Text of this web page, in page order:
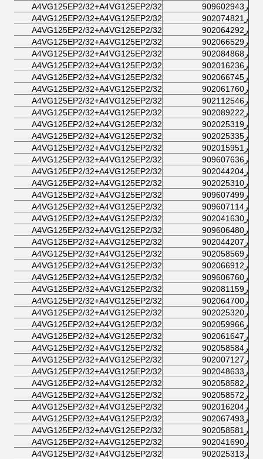
ر909602943
A4VG125EP2/32+A4VG125EP2/32
ر902074821
A4VG125EP2/32+A4VG125EP2/32
ر902064292
A4VG125EP2/32+A4VG125EP2/32
ر902066529
A4VG125EP2/32+A4VG125EP2/32
ر902084868
A4VG125EP2/32+A4VG125EP2/32
ر902016236
A4VG125EP2/32+A4VG125EP2/32
ر902066745
A4VG125EP2/32+A4VG125EP2/32
ر902061760
A4VG125EP2/32+A4VG125EP2/32
ر902112546
A4VG125EP2/32+A4VG125EP2/32
ر902089222
A4VG125EP2/32+A4VG125EP2/32
ر902025319
A4VG125EP2/32+A4VG125EP2/32
ر902025335
A4VG125EP2/32+A4VG125EP2/32
ر902015951
A4VG125EP2/32+A4VG125EP2/32
ر909607636
A4VG125EP2/32+A4VG125EP2/32
ر902044204
A4VG125EP2/32+A4VG125EP2/32
ر902025310
A4VG125EP2/32+A4VG125EP2/32
ر909607499
A4VG125EP2/32+A4VG125EP2/32
ر909607114
A4VG125EP2/32+A4VG125EP2/32
ر902041630
A4VG125EP2/32+A4VG125EP2/32
ر909606480
A4VG125EP2/32+A4VG125EP2/32
ر902044207
A4VG125EP2/32+A4VG125EP2/32
ر902058569
A4VG125EP2/32+A4VG125EP2/32
ر902066912
A4VG125EP2/32+A4VG125EP2/32
ر909606760
A4VG125EP2/32+A4VG125EP2/32
ر902081159
A4VG125EP2/32+A4VG125EP2/32
ر902064700
A4VG125EP2/32+A4VG125EP2/32
ر902025320
A4VG125EP2/32+A4VG125EP2/32
ر902059966
A4VG125EP2/32+A4VG125EP2/32
ر902061647
A4VG125EP2/32+A4VG125EP2/32
ر902058584
A4VG125EP2/32+A4VG125EP2/32
ر902007127
A4VG125EP2/32+A4VG125EP2/32
ر902048633
A4VG125EP2/32+A4VG125EP2/32
ر902058582
A4VG125EP2/32+A4VG125EP2/32
ر902058572
A4VG125EP2/32+A4VG125EP2/32
ر902016204
A4VG125EP2/32+A4VG125EP2/32
ر902067493
A4VG125EP2/32+A4VG125EP2/32
ر902058581
A4VG125EP2/32+A4VG125EP2/32
ر902041690
A4VG125EP2/32+A4VG125EP2/32
ر902025313
A4VG125EP2/32+A4VG125EP2/32